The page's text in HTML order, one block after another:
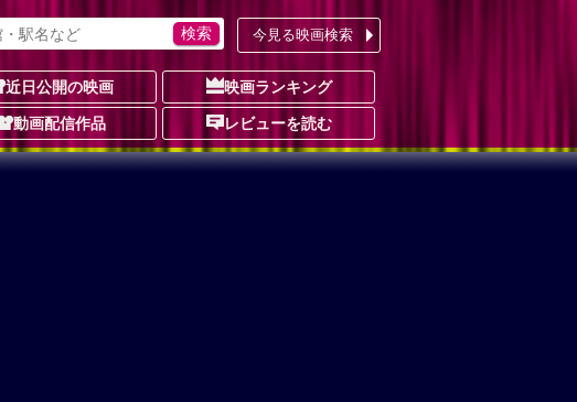
今見る映画検索
近日公開の映画 映画ランキング
動画配信作品 レビューを読む